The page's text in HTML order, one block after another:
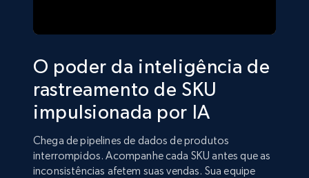
O poder da inteligência de
rastreamento de SKU
impulsionada por IA
Chega de pipelines de dados de produtos
interrompidos. Acompanhe cada SKU antes que as
inconsistências afetem suas vendas. Sua equipe